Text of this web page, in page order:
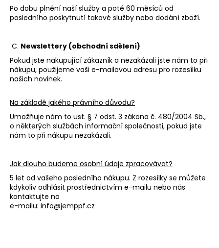
Po dobu plnění naší služby a poté 60 měsíců od
posledního poskytnutí takové služby nebo dodání zboží.
C. Newslettery (obchodní sdělení)
Pokud jste nakupující zákazník a nezakázali jste nám to při
nákupu, použijeme vaši e-mailovou adresu pro rozesílku
našich novinek.
Na základě jakého právního důvodu?
Umožňuje nám to ust. § 7 odst. 3 zákona č. 480/2004 Sb.,
o některých službách informační společnosti, pokud jste
nám to při nákupu nezakázali.
Jak dlouho budeme osobní údaje zpracovávat?
5 let od vašeho posledního nákupu. Z rozesílky se můžete
kdykoliv odhlásit prostřednictvím e-mailu nebo nás
kontaktujte na
e-mailu: info@jemppf.cz